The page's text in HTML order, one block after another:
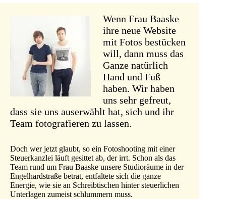
Wenn Frau Baaske
ihre neue Website
mit Fotos bestücken
will, dann muss das
Ganze natürlich
Hand und Fuß
haben. Wir haben
uns sehr gefreut,
dass sie uns auserwählt hat, sich und ihr
Team fotografieren zu lassen.
Doch wer jetzt glaubt, so ein Fotoshooting mit einer
Steuerkanzlei läuft gesittet ab, der irrt. Schon als das
Team rund um Frau Baaske unsere Studioräume in der
Engelhardstraße betrat, entfaltete sich die ganze
Energie, wie sie an Schreibtischen hinter steuerlichen
Unterlagen zumeist schlummern muss.